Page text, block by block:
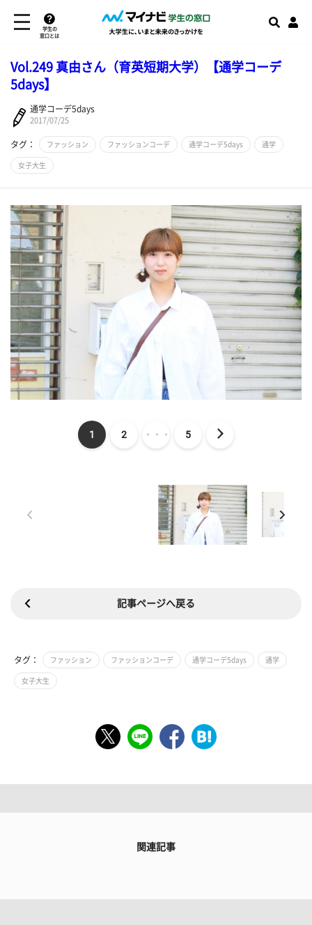
学生の
窓口とは
Vol.249 真由さん（育英短期大学）【通学コーデ
5days】
通学コーデ5days
2017/07/25
タグ： ファッション ファッションコーデ 通学コーデ5days 通学
女子大生
1 2 ・・・ 5
記事ページへ戻る
タグ： ファッション ファッションコーデ 通学コーデ5days 通学
女子大生
関連記事